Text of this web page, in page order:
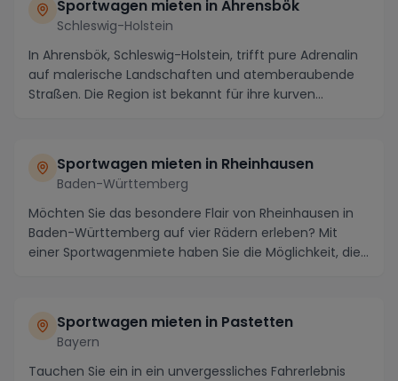
Sportwagen mieten in Ahrensbök
Schleswig-Holstein
In Ahrensbök, Schleswig-Holstein, trifft pure Adrenalin
auf malerische Landschaften und atemberaubende
Straßen. Die Region ist bekannt für ihre kurven...
Sportwagen mieten in Rheinhausen
Baden-Württemberg
Möchten Sie das besondere Flair von Rheinhausen in
Baden-Württemberg auf vier Rädern erleben? Mit
einer Sportwagenmiete haben Sie die Möglichkeit, die...
Sportwagen mieten in Pastetten
Bayern
Tauchen Sie ein in ein unvergessliches Fahrerlebnis